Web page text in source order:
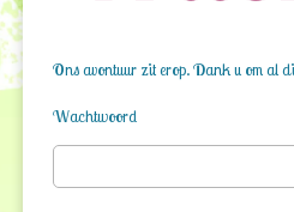
Ons avontuur zit erop. Dank u om al
Wachtwoord